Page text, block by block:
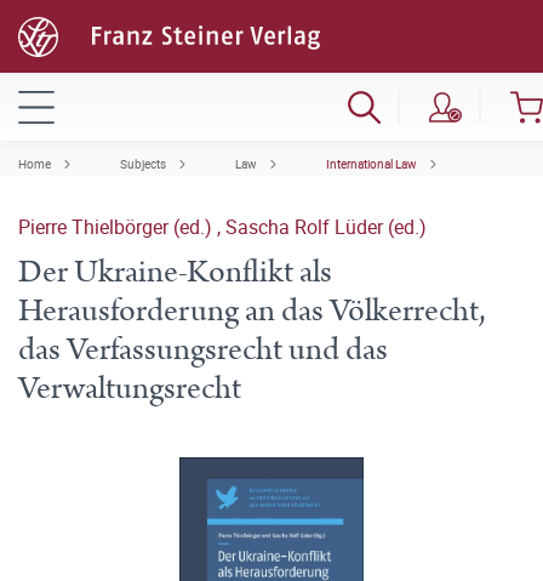
Home Subjects Law International Law
Pierre Thielbörger (ed.) ,Sascha Rolf Lüder (ed.)
Der Ukraine-Konflikt als
Herausforderung an das Völkerrecht,
das Verfassungsrecht und das
Verwaltungsrecht